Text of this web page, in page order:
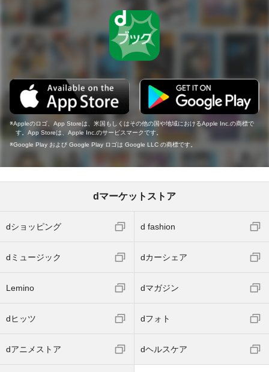
Appleのロゴ、App Storeは、米国もしくはその他の国や地域におけるApple Inc.の商標で
す。App Storeは、Apple Inc.のサービスマークです。
Google Play および Google Play ロゴは Google LLC の商標です。
dマーケットストア
dショッピング d fashion
dミュージック dカーシェア
Lemino dマガジン
dヒッツ dフォト
dアニメストア dヘルスケア